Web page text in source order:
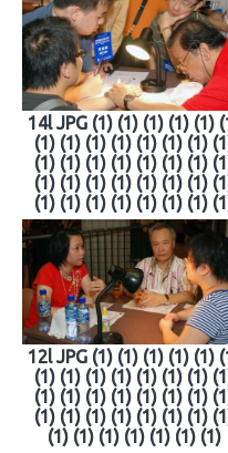
14l JPG (1) (1) (1) (1) (1)
(1) (1) (1) (1) (1) (1) (1)
(1) (1) (1) (1) (1) (1) (1)
(1) (1) (1) (1) (1) (1) (1)
(1) (1) (1) (1) (1) (1) (1)
12l JPG (1) (1) (1) (1) (1)
(1) (1) (1) (1) (1) (1) (1)
(1) (1) (1) (1) (1) (1) (1)
(1) (1) (1) (1) (1) (1) (1)
(1) (1) (1) (1) (1) (1) (1)